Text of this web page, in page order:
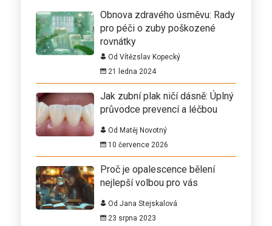
Obnova zdravého úsměvu: Rady
pro péči o zuby poškozené
rovnátky
Od Vítězslav Kopecký
21 ledna 2024
Jak zubní plak ničí dásně: Úplný
průvodce prevencí a léčbou
Od Matěj Novotný
10 července 2026
Proč je opalescence bělení
nejlepší volbou pro vás
Od Jana Stejskalová
23 srpna 2023